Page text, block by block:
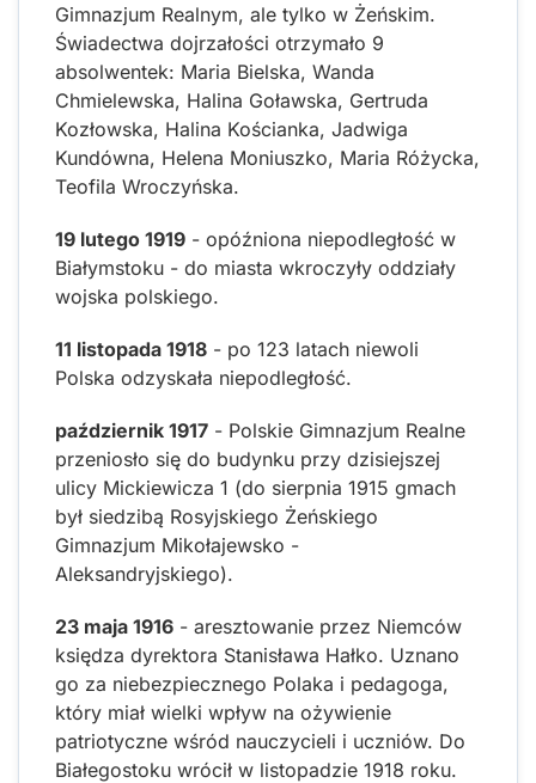
Gimnazjum Realnym, ale tylko w Żeńskim.
Świadectwa dojrzałości otrzymało 9
absolwentek: Maria Bielska, Wanda
Chmielewska, Halina Goławska, Gertruda
Kozłowska, Halina Kościanka, Jadwiga
Kundówna, Helena Moniuszko, Maria Różycka,
Teofila Wroczyńska.
19 lutego 1919 - opóźniona niepodległość w
Białymstoku - do miasta wkroczyły oddziały
wojska polskiego.
11 listopada 1918 - po 123 latach niewoli
Polska odzyskała niepodległość.
październik 1917 - Polskie Gimnazjum Realne
przeniosło się do budynku przy dzisiejszej
ulicy Mickiewicza 1 (do sierpnia 1915 gmach
był siedzibą Rosyjskiego Żeńskiego
Gimnazjum Mikołajewsko -
Aleksandryjskiego).
23 maja 1916 - aresztowanie przez Niemców
księdza dyrektora Stanisława Hałko. Uznano
go za niebezpiecznego Polaka i pedagoga,
który miał wielki wpływ na ożywienie
patriotyczne wśród nauczycieli i uczniów. Do
Białegostoku wrócił w listopadzie 1918 roku.